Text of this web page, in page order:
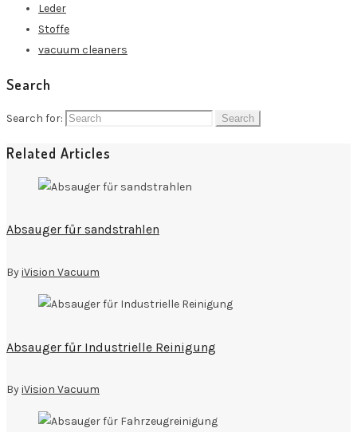
Leder
Stoffe
vacuum cleaners
Search
Search for:
Related Articles
Absauger fűr sandstrahlen
ByiVision Vacuum
Absauger fűr Industrielle Reinigung
ByiVision Vacuum